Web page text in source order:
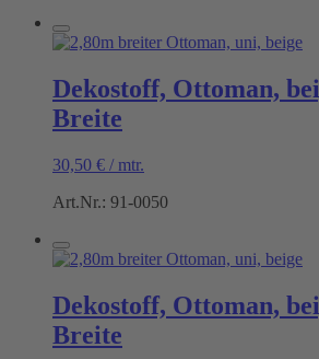
Dekostoff, Ottoman,
Breite
30,50 € / mtr.
Art.Nr.: 91-0050
Dekostoff, Ottoman,
Breite